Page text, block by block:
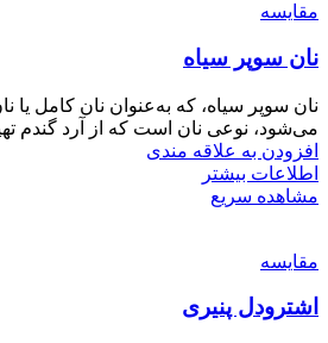
مقایسه
نان سوپر سیاه
نان سوپر سیاه، که به‌عنوان نان کامل یا
می‌شود، نوعی نان است که از آرد گندم
افزودن به علاقه مندی
اطلاعات بیشتر
مشاهده سریع
مقایسه
اشترودل پنیری